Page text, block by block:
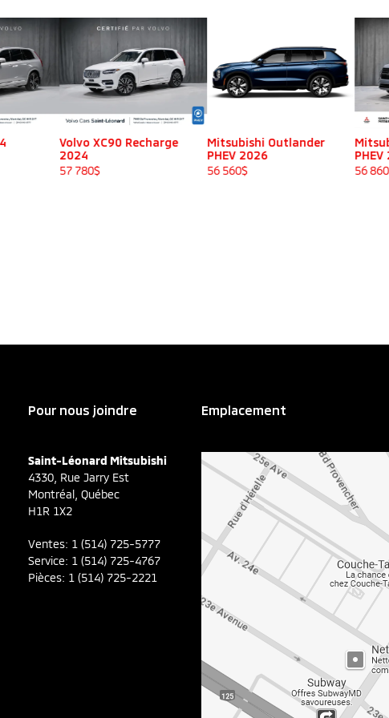
XC90 Recharge
Mitsubishi Outlander
Mitsubishi Outlander
Pour nous joindre
Saint-Léonard Mitsubishi
4330, Rue Jarry Est
Montréal ,Québec
H1R 1X2
Ventes: 1 (514) 725-5777
Service: 1 (514) 725-4767
Pièces: 1 (514) 725-2221
Emplacement